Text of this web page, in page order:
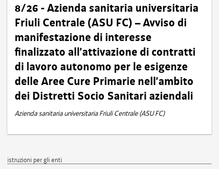
8/26 - Azienda sanitaria universitaria
Friuli Centrale (ASU FC) – Avviso di
manifestazione di interesse
finalizzato all’attivazione di contratti
di lavoro autonomo per le esigenze
delle Aree Cure Primarie nell’ambito
dei Distretti Socio Sanitari aziendali
Azienda sanitaria universitaria Friuli Centrale (ASU FC)
istruzioni per gli enti